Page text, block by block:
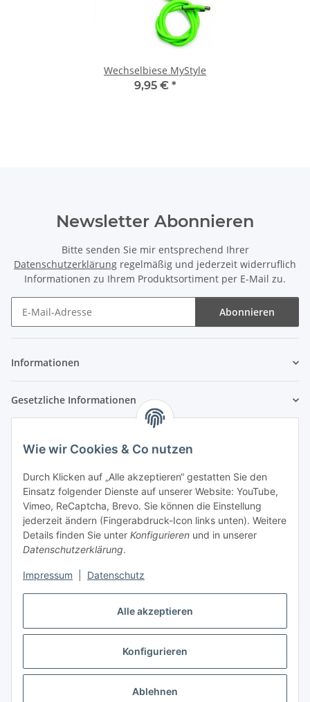
Alle akzeptieren
Konfigurieren
Ablehnen
Wie wir Cookies & Co nutzen
Durch Klicken auf „Alle akzeptieren“ gestatten Sie den
Einsatz folgender Dienste auf unserer Website: YouTube,
Vimeo, ReCaptcha, Brevo. Sie können die Einstellung
jederzeit ändern (Fingerabdruck-Icon links unten). Weitere
Details finden Sie unter Konfigurieren und in unserer
Datenschutzerklärung.
Impressum Datenschutz
Wechselbiese MyStyle
9,95 € *
Newsletter Abonnieren
Bitte senden Sie mir entsprechend Ihrer
Datenschutzerklärung regelmäßig und jederzeit widerruflich
Informationen zu Ihrem Produktsortiment per E-Mail zu.
Abonnieren
Informationen
Gesetzliche Informationen
Vertrag widerrufen
* Alle Preise inkl. gesetzlicher USt., zzgl.Versand